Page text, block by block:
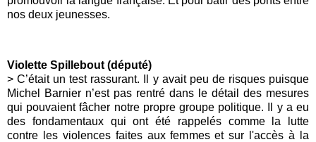
nos deux jeunesses.
Violette Spillebout (député)
> C’était un test rassurant. Il y avait peu de risques puisque
Michel Barnier n’est pas rentré dans le détail des mesures
qui pouvaient fâcher notre propre groupe politique. Il y a eu
des fondamentaux qui ont été rappelés comme la lutte
contre les violences faites aux femmes et sur l'accès à la